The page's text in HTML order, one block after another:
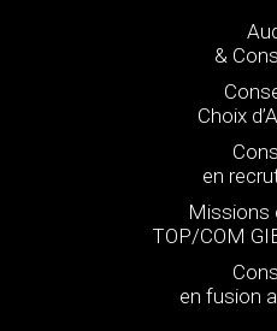
&
Choix
en
Missions
TOP/COM
en fusion